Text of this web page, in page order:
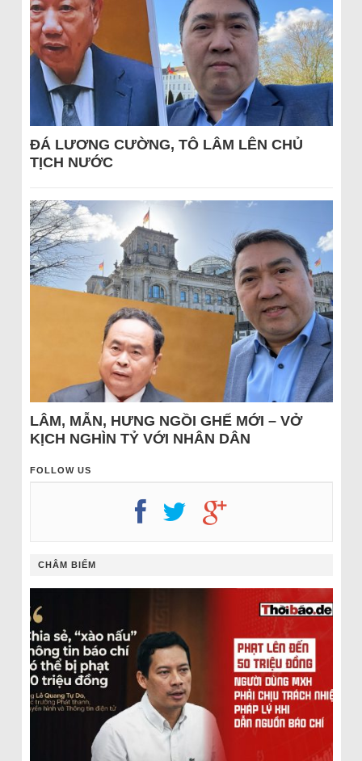
ĐÁ LƯƠNG CƯỜNG, TÔ LÂM LÊN CHỦ
TỊCH NƯỚC
LÂM, MẪN, HƯNG NGỒI GHẾ MỚI – VỞ
KỊCH NGHÌN TỶ VỚI NHÂN DÂN
FOLLOW US
CHÂM BIẾM